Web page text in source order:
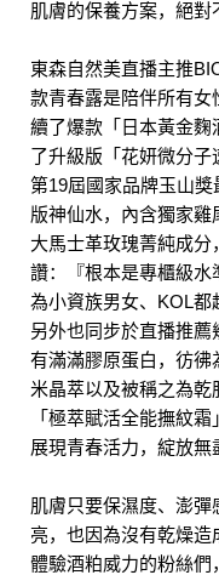
肌膚的保養方案，絕對
東森自然美直播主推
款青春露是陪伴所有
續了爆款「日本黃金麴
了升級版「花妍微分
第19屆國家品牌玉山
版神仙水，內含獨家
大馬士革玫瑰菁純成
讚：『根本是專櫃級
為小資族男女、KOL都
另外也同步於直播推
有滿滿膠原蛋白，彷
米晶萃以及被稱之為
「極萃賦活全能撫紋
展現青春活力，綻放無
肌膚只要保濕度、澎
亮，也因為沒有乾燥
體驗酒粕威力的粉絲們